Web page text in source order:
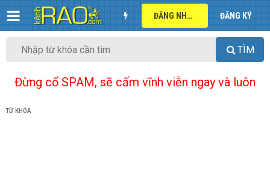
ĐĂNG NHẬP ĐĂNG KÝ
TÌM
Đừng cố SPAM, sẽ cấm vĩnh viễn ngay và luôn
TỪ KHÓA